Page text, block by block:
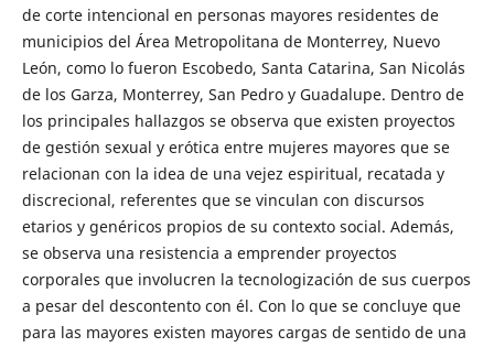
de corte intencional en personas mayores residentes de
municipios del Área Metropolitana de Monterrey, Nuevo
León, como lo fueron Escobedo, Santa Catarina, San Nicolás
de los Garza, Monterrey, San Pedro y Guadalupe. Dentro de
los principales hallazgos se observa que existen proyectos
de gestión sexual y erótica entre mujeres mayores que se
relacionan con la idea de una vejez espiritual, recatada y
discrecional, referentes que se vinculan con discursos
etarios y genéricos propios de su contexto social. Además,
se observa una resistencia a emprender proyectos
corporales que involucren la tecnologización de sus cuerpos
a pesar del descontento con él. Con lo que se concluye que
para las mayores existen mayores cargas de sentido de una